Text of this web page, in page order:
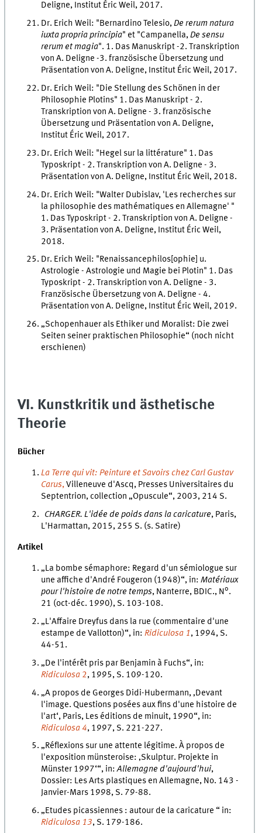
Deligne, Institut Éric Weil, 2017.
Dr. Erich Weil: "Bernardino Telesio,De rerum natura
iuxta propriaprincipia" et "Campanella,De sensu
rerum et magia". 1. Das Manuskript -2. Transkription
von A. Deligne -3. französische Übersetzung und
Präsentation von A. Deligne, Institut Éric Weil, 2017.
Dr. Erich Weil: "Die Stellung des Schönen in der
Philosophie Plotins" 1. Das Manuskript - 2.
Transkription von A. Deligne - 3. französische
Übersetzung und Präsentation von A. Deligne,
Institut Éric Weil, 2017.
Dr. Erich Weil: "Hegel sur la littérature" 1. Das
Typoskript - 2. Transkription von A. Deligne - 3.
Präsentation von A. Deligne, Institut Éric Weil, 2018.
Dr. Erich Weil: "Walter Dubislav, 'Les recherches sur
la philosophie des mathématiques en Allemagne' "
1. Das Typoskript - 2. Transkription von A. Deligne -
3. Präsentation von A. Deligne, Institut Éric Weil,
2018.
Dr. Erich Weil: "Renaissancephilos[ophie] u.
Astrologie - Astrologie und Magie bei Plotin" 1. Das
Typoskript - 2. Transkription von A. Deligne - 3.
Französische Übersetzung von A. Deligne - 4.
Präsentation von A. Deligne, Institut Éric Weil, 2019.
„Schopenhauer als Ethiker und Moralist: Die zwei
Seiten seiner praktischen Philosophie“ (noch nicht
erschienen)
VI. Kunstkritik und ästhetische
Theorie
Bücher
La Terre qui vit: Peinture et Savoirs chez Carl Gustav
Carus,Villeneuve d'Ascq, Presses Universitaires du
Septentrion, collection „Opuscule“, 2003, 214 S.
CHARGER. L'idée de poids dans la caricature, Paris,
L'Harmattan, 2015, 255 S. (s. Satire)
Artikel
„La bombe sémaphore: Regard d'un sémiologue sur
une affiche d'André Fougeron (1948)“, in:Matériaux
pour l'histoire de notre temps, Nanterre, BDIC., No.
21 (oct-déc. 1990), S. 103-108.
„L'Affaire Dreyfus dans la rue (commentaire d'une
estampe de Vallotton)“, in:Ridiculosa 1, 1994, S.
44-51.
„De l'intérêt pris par Benjamin à Fuchs“, in:
Ridiculosa 2, 1995, S. 109-120.
„A propos de Georges Didi-Hubermann, ‚Devant
l'image. Questions posées aux fins d'une histoire de
l'art‘, Paris, Les éditions de minuit, 1990“, in:
Ridiculosa 4, 1997, S. 221-227.
„Réflexions sur une attente légitime. À propos de
l'exposition münsteroise: ‚Skulptur. Projekte in
Münster 1997‘“, in:Allemagne d'aujourd'hui,
Dossier: Les Arts plastiques en Allemagne, No. 143 -
Janvier-Mars 1998, S. 79-88.
„Etudes picassiennes : autour de la caricature “ in:
Ridiculosa 13, S. 179-186.